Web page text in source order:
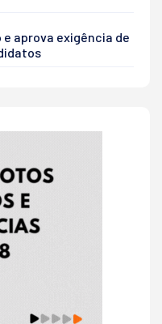
aprova exigência de